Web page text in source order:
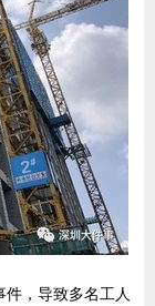
，导致多名工人